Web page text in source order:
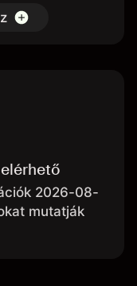
2026-08-
mutatják